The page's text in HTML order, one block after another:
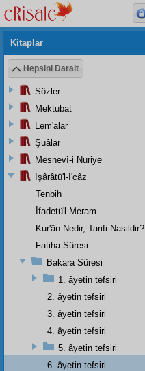
Kitaplar
Hepsini Daralt
Sözler
Mektubat
Lem'alar
Şuâlar
Mesnevî-i Nuriye
İşârâtü'l-İ'câz
Tenbih
İfadetü'l-Meram
Kur'ân Nedir, Tarifi Nasildir?
Fatiha Sûresi
Bakara Sûresi
1. âyetin tefsiri
2. âyetin tefsiri
3. âyetin tefsiri
4. âyetin tefsiri
5. âyetin tefsiri
6. âyetin tefsiri